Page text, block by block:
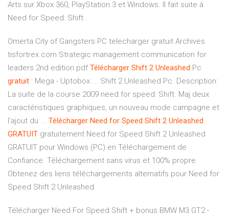
Arts sur Xbox 360, PlayStation 3 et Windows. Il fait suite à
Need for Speed: Shift .
Omerta City of Gangsters PC telecharger gratuit Archives
tisfortrex.com Strategic management communication for
leaders 2nd edition pdfTélécharger Shift 2 Unleashed Pc
gratuit : Mega - Uptobox ... Shift 2 Unleashed Pc. Description:
La suite de la course 2009 need for speed: Shift. Maj deux
caractéristiques graphiques, un nouveau mode campagne et
l'ajout du ... Télécharger Need for Speed Shift 2 Unleashed
GRATUIT gratuitement Need for Speed Shift 2 Unleashed
GRATUIT pour Windows (PC) en Téléchargement de
Confiance. Téléchargement sans virus et 100% propre.
Obtenez des liens téléchargements alternatifs pour Need for
Speed Shift 2 Unleashed.
Télécharger Need For Speed Shift + bonus BMW M3 GT2 -